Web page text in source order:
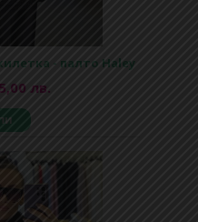
- палто Haley
лв.